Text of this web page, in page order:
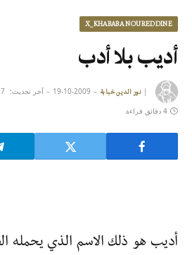
X_KHABABA NOUREDDINE
أديب بلا أدب
| نور الدين خبابة 2009-10-19 آخر تحديث:
4 دقائق قراءة
أديب هو ذلك الاسم الذي يحمله